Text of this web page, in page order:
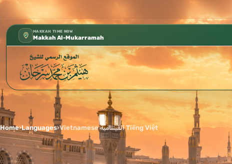
MAKKAH TIME NOW
Makkah Al-Mukarramah
Home›Languages› Vietnamese الفيتنامية Tiếng Việt